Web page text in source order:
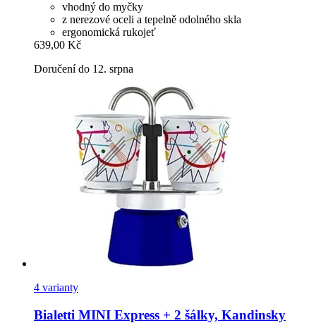
vhodný do myčky
z nerezové oceli a tepelně odolného skla
ergonomická rukojeť
639,00 Kč
Doručení do 12. srpna
4 varianty
Bialetti MINI Express + 2 šálky, Kandinsky